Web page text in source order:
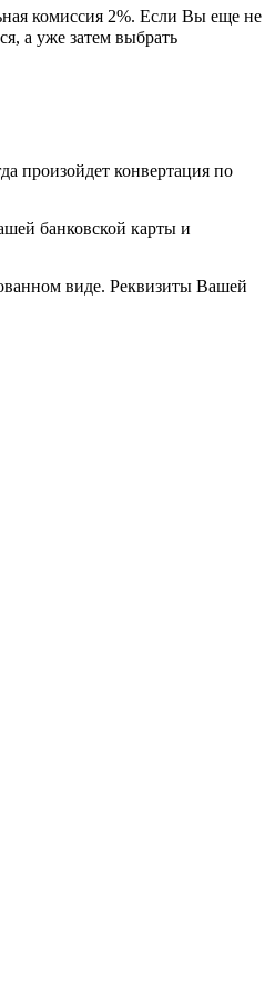
комиссия 2%. Если Вы еще не
а уже затем выбрать
произойдет конвертация по
банковской карты и
виде. Реквизиты Вашей